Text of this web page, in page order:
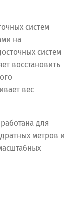
систем
на
систем
восстановить
вес
для
метров и